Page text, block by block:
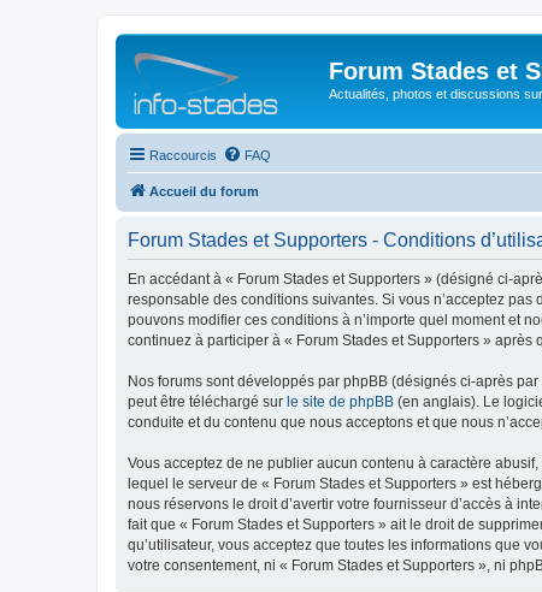
Forum Stades et
Actualités, photos et discussions
Raccourcis FAQ
Accueil du forum
Forum Stades et Supporters - Conditions
En accédant à « Forum Stades et Supporters » (désigné ci-
responsable des conditions suivantes. Si vous n’acceptez
pouvons modifier ces conditions à n’importe quel moment et
continuez à participer à « Forum Stades et Supporters »
Nos forums sont développés par phpBB (désignés ci-après
peut être téléchargé sur le site de phpBB (en anglais). Le
conduite et du contenu que nous acceptons et que nous
Vous acceptez de ne publier aucun contenu à caractère
lequel le serveur de « Forum Stades et Supporters » est
nous réservons le droit d’avertir votre fournisseur d’accès à
fait que « Forum Stades et Supporters » ait le droit de
qu’utilisateur, vous acceptez que toutes les informations que
votre consentement, ni « Forum Stades et Supporters », ni